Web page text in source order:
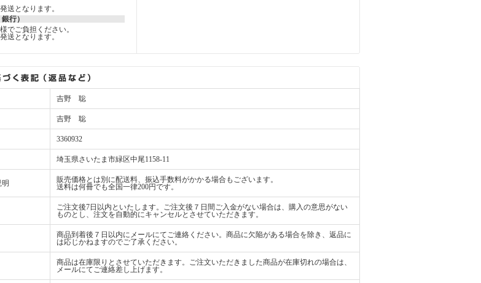
送となります。
行）
でご負担ください。
送となります。
吉野 聡
吉野 聡
3360932
埼玉県さいたま市緑区中尾1158-11
販売価格とは別に配送料、振込手数料がかかる場合もございます。
送料は何冊でも全国一律200円です。
ご注文後7日以内といたします。ご注文後７日間ご入金がない場合は、購入の意思がない
ものとし、注文を自動的にキャンセルとさせていただきます。
商品到着後７日以内にメールにてご連絡ください。商品に欠陥がある場合を除き、返品に
は応じかねますのでご了承ください。
商品は在庫限りとさせていただきます。ご注文いただきました商品が在庫切れの場合は、
メールにてご連絡差し上げます。